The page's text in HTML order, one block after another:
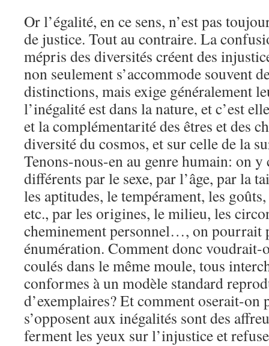
Or l’égalité, en ce sens, n’est pas
de justice. Tout au contraire. La
mépris des diversités créent des
non seulement s’accommode souvent
distinctions, mais exige généralement
l’inégalité est dans la nature, et c’est
et la complémentarité des êtres et des
diversité du cosmos, et sur celle de la
Tenons-nous-en au genre humain: on y
différents par le sexe, par l’âge, par la
les aptitudes, le tempérament, les
etc., par les origines, le milieu, les
cheminement personnel…, on pourrait
énumération. Comment donc voudrait-
coulés dans le même moule, tous
conformes à un modèle standard
d’exemplaires? Et comment oserait-on
s’opposent aux inégalités sont des
ferment les yeux sur l’injustice et